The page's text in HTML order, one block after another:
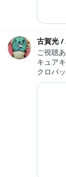
古賀光
ご視聴
キュア
クロバ